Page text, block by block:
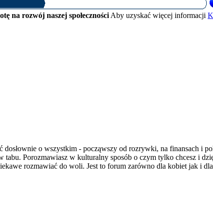
na rozwój naszej społeczności Aby uzyskać więcej informacji
o wszystkim - począwszy od rozrywki, na finansach i
Porozmawiasz w kulturalny sposób o czym tylko chcesz i
rozmawiać do woli. Jest to forum zarówno dla kobiet jak i